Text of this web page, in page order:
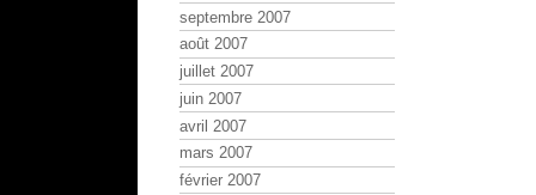
septembre 2007
août 2007
juillet 2007
juin 2007
avril 2007
mars 2007
février 2007